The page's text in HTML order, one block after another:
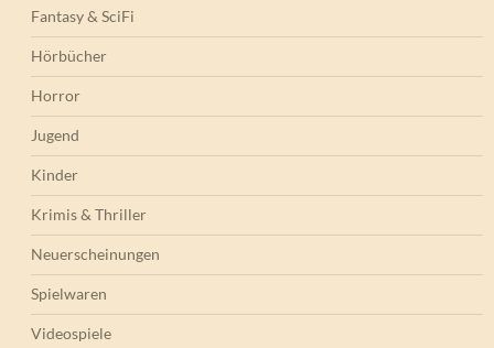
Fantasy & SciFi
Hörbücher
Horror
Jugend
Kinder
Krimis & Thriller
Neuerscheinungen
Spielwaren
Videospiele